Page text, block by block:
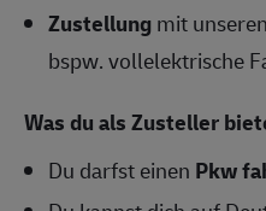
Zustellungmit
bspw. vollelektrische
Was du als Zusteller
Du darfst einen Pkw